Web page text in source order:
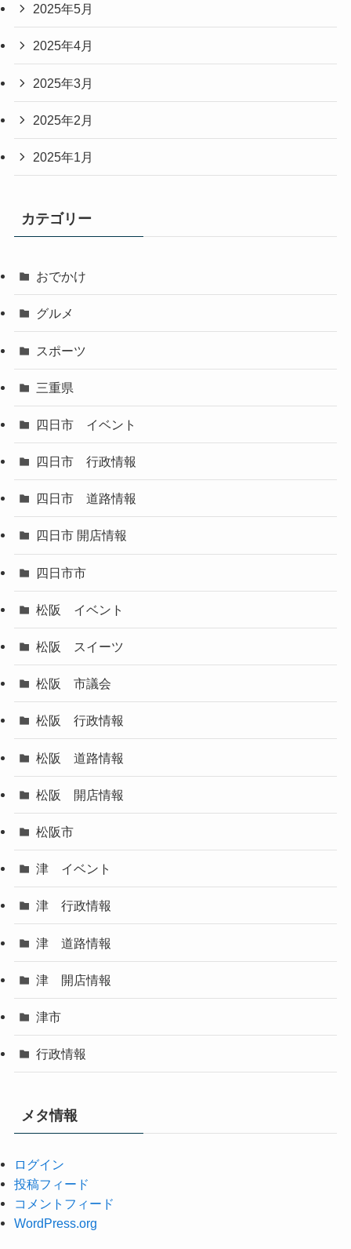
2025年5月
2025年4月
2025年3月
2025年2月
2025年1月
カテゴリー
おでかけ
グルメ
スポーツ
三重県
四日市 イベント
四日市 行政情報
四日市 道路情報
四日市 開店情報
四日市市
松阪 イベント
松阪 スイーツ
松阪 市議会
松阪 行政情報
松阪 道路情報
松阪 開店情報
松阪市
津 イベント
津 行政情報
津 道路情報
津 開店情報
津市
行政情報
メタ情報
ログイン
投稿フィード
コメントフィード
WordPress.org